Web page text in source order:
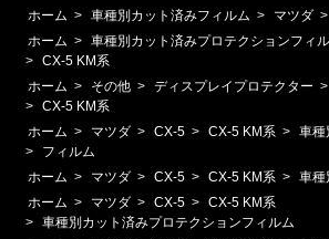
ホーム > 車種別カット済みフィルム > マツダ >
ホーム > 車種別カット済みプロテクションフィ
> CX-5 KM系
ホーム > その他 > ディスプレイプロテクター >
> CX-5 KM系
ホーム > マツダ > CX-5 > CX-5 KM系 > 車種
>
フィルム
ホーム > マツダ > CX-5 > CX-5 KM系 > 車種
ホーム > マツダ > CX-5 > CX-5 KM系
> 車種別カット済みプロテクションフィルム